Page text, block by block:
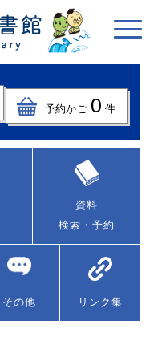
予約かご 0 件
資料
検索・予約
その他 リンク集